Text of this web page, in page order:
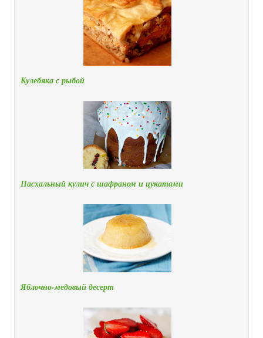
Кулебяка с рыбой
Пасхальный кулич с шафраном и цукатами
Яблочно-медовый десерт